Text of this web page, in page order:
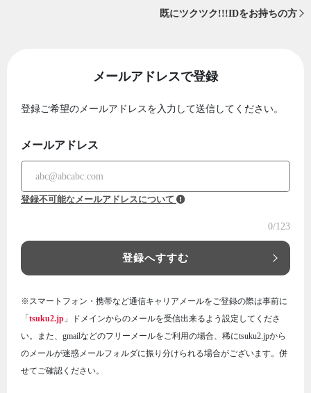
既にツクツク!!!IDをお持ちの方
メールアドレスで登録
登録ご希望のメールアドレスを入力して送信してください。
メールアドレス
登録不可能なメールアドレスについて
0/123
登録へすすむ
※スマートフォン・携帯など通信キャリアメールをご登録の際は事前に
「 tsuku2.jp 」ドメインからのメールを受信出来るよう設定してくださ
い。また、gmailなどのフリーメールをご利用の場合、稀にtsuku2.jpから
のメールが迷惑メールフォルダに振り分けられる場合がございます。併
せてご確認ください。